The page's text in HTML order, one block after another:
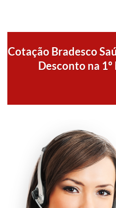
Cotação Bradesco
Desconto na